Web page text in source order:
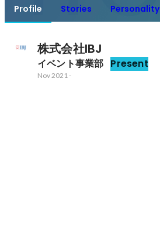
Profile Stories Personality
株式会社IBJ
イベント事業部 Present
Nov 2021-